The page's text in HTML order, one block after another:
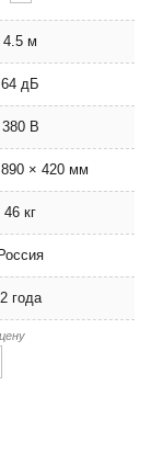
4.5 м
64 дБ
380 В
× 420 мм
46 кг
Россия
2 года